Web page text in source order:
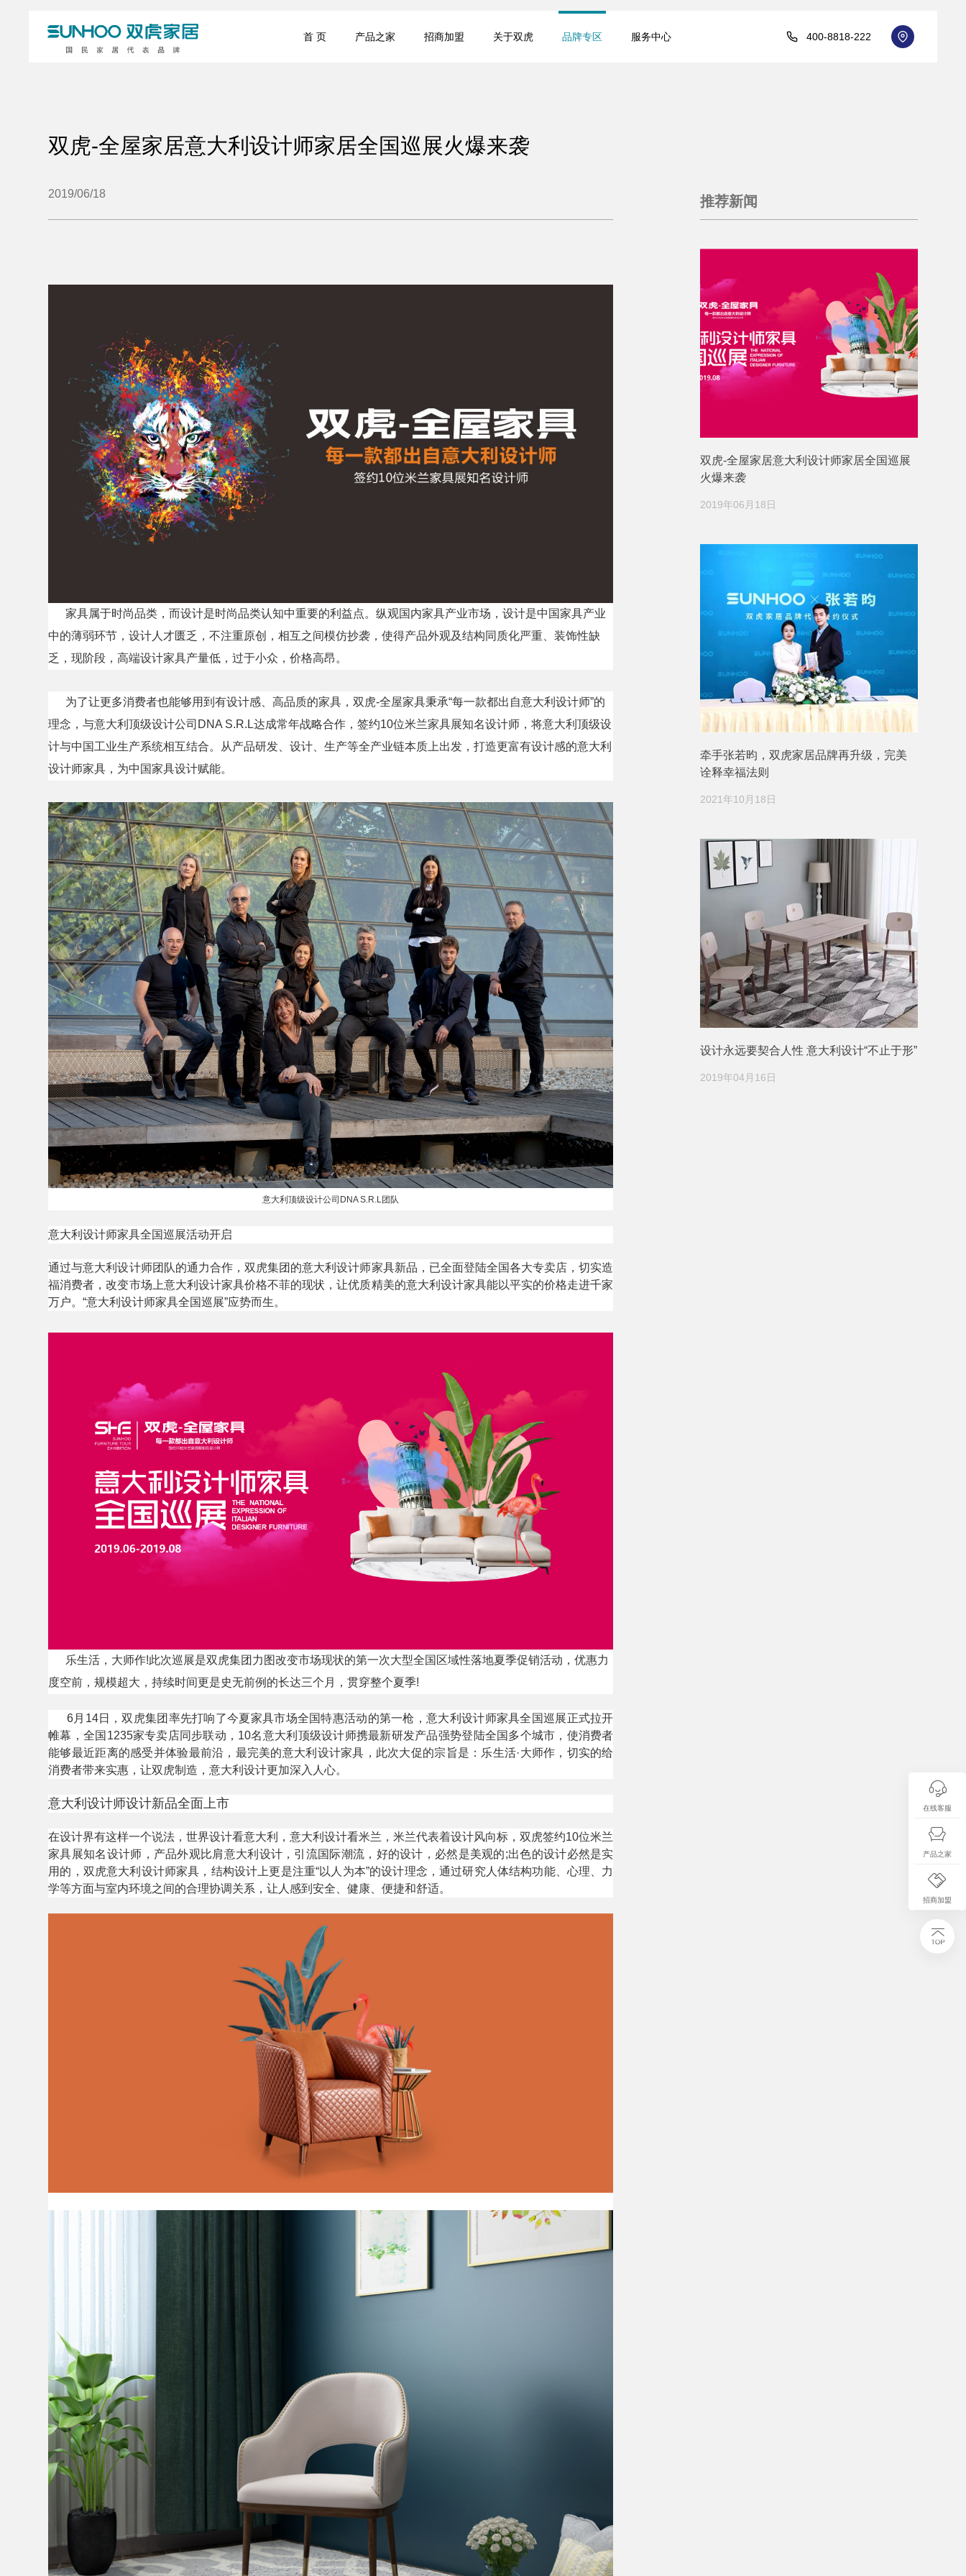
400-8818-222
首 页 产品之家 招商加盟 关于双虎 品牌专区 服务中心
双虎-全屋家居意大利设计师家居全国巡展火爆来袭
2019/06/18
家具属于时尚品类，而设计是时尚品类认知中重要的利益点。纵观国内家具产业市场，设计是中国家具产业
中的薄弱环节，设计人才匮乏，不注重原创，相互之间模仿抄袭，使得产品外观及结构同质化严重、装饰性缺
乏，现阶段，高端设计家具产量低，过于小众，价格高昂。
为了让更多消费者也能够用到有设计感、高品质的家具，双虎-全屋家具秉承“每一款都出自意大利设计师”的
理念，与意大利顶级设计公司DNA S.R.L达成常年战略合作，签约10位米兰家具展知名设计师，将意大利顶级设
计与中国工业生产系统相互结合。从产品研发、设计、生产等全产业链本质上出发，打造更富有设计感的意大利
设计师家具，为中国家具设计赋能。
意大利顶级设计公司DNA S.R.L团队
意大利设计师家具全国巡展活动开启
通过与意大利设计师团队的通力合作，双虎集团的意大利设计师家具新品，已全面登陆全国各大专卖店，切实造
福消费者，改变市场上意大利设计家具价格不菲的现状，让优质精美的意大利设计家具能以平实的价格走进千家
万户。“意大利设计师家具全国巡展”应势而生。
乐生活，大师作!此次巡展是双虎集团力图改变市场现状的第一次大型全国区域性落地夏季促销活动，优惠力
度空前，规模超大，持续时间更是史无前例的长达三个月，贯穿整个夏季!
6月14日，双虎集团率先打响了今夏家具市场全国特惠活动的第一枪，意大利设计师家具全国巡展正式拉开
帷幕，全国1235家专卖店同步联动，10名意大利顶级设计师携最新研发产品强势登陆全国多个城市，使消费者
能够最近距离的感受并体验最前沿，最完美的意大利设计家具，此次大促的宗旨是：乐生活·大师作，切实的给
消费者带来实惠，让双虎制造，意大利设计更加深入人心。
意大利设计师设计新品全面上市
在设计界有这样一个说法，世界设计看意大利，意大利设计看米兰，米兰代表着设计风向标，双虎签约10位米兰
家具展知名设计师，产品外观比肩意大利设计，引流国际潮流，好的设计，必然是美观的;出色的设计必然是实
用的，双虎意大利设计师家具，结构设计上更是注重“以人为本”的设计理念，通过研究人体结构功能、心理、力
学等方面与室内环境之间的合理协调关系，让人感到安全、健康、便捷和舒适。
推荐新闻
双虎-全屋家居意大利设计师家居全国巡展
火爆来袭
2019年06月18日
牵手张若昀，双虎家居品牌再升级，完美
诠释幸福法则
2021年10月18日
设计永远要契合人性 意大利设计“不止于形”
2019年04月16日
在线客服
产品之家
招商加盟